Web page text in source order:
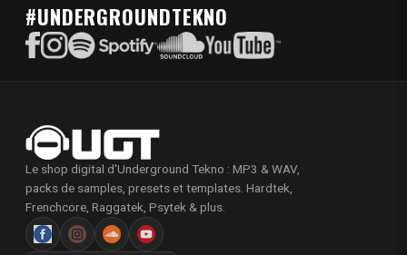
#UNDERGROUNDTEKNO
Le shop digital d'Underground Tekno : MP3 & WAV,
packs de samples, presets et templates. Hardtek,
Frenchcore, Raggatek, Psytek & plus.